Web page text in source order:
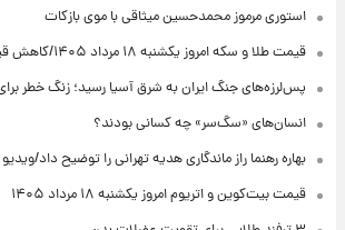
مرموز محمدحسین میثاقی با موی بازکات
امروز یکشنبه ۱۸ مرداد ۱۴۰۵/کاهش قیمت طلا و سکه
جنگ ایران به شرق آسیا رسید؛ زنگ خطر برای ارتش آمریکا
«سگ‌سر» چه کسانی بودند؟
راز ماندگاری هدیه تهرانی را توضیح داد/ویدیو
و اتریوم امروز یکشنبه ۱۸ مرداد ۱۴۰۵